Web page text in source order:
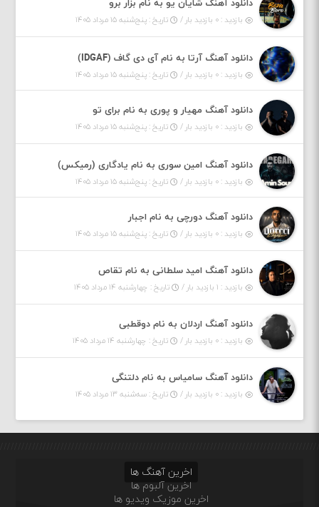
دانلود آهنگ شایان یو به نام بزار برو
بازدید : ۰ بازدید بار / تاریخ : پنج‌شنبه ۱۵ مرداد ۱۴۰۵
دانلود آهنگ آرتا به نام آی دی گاف (IDGAF)
بازدید : ۰ بازدید بار / تاریخ : پنج‌شنبه ۱۵ مرداد ۱۴۰۵
دانلود آهنگ مهیار و پوری به نام برای تو
بازدید : ۰ بازدید بار / تاریخ : پنج‌شنبه ۱۵ مرداد ۱۴۰۵
دانلود آهنگ امین سوری به نام یادگاری (رمیکس)
بازدید : ۰ بازدید بار / تاریخ : پنج‌شنبه ۱۵ مرداد ۱۴۰۵
دانلود آهنگ دورچی به نام اجبار
بازدید : ۰ بازدید بار / تاریخ : پنج‌شنبه ۱۵ مرداد ۱۴۰۵
دانلود آهنگ امید سلطانی به نام تقاص
بازدید : ۱ بازدید بار / تاریخ : چهارشنبه ۱۴ مرداد ۱۴۰۵
دانلود آهنگ اردلان به نام دوقطبی
بازدید : ۰ بازدید بار / تاریخ : چهارشنبه ۱۴ مرداد ۱۴۰۵
دانلود آهنگ سامیاس به نام دلتنگی
بازدید : ۰ بازدید بار / تاریخ : سه‌شنبه ۱۳ مرداد ۱۴۰۵
اخرین آهنگ ها
اخرین آلبوم ها
اخرین موزیک ویدیو ها